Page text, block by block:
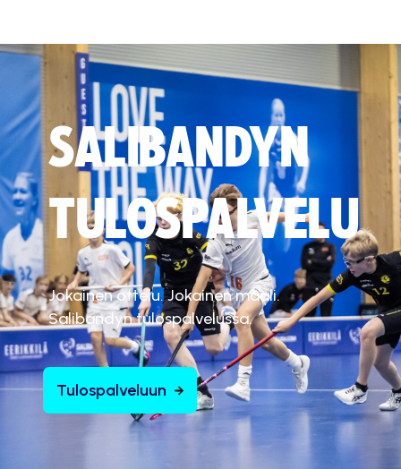
SALIBANDYN
TULOSPALVELU
Jokainen ottelu. Jokainen maali.
Salibandyn tulospalvelussa.
Tulospalveluun